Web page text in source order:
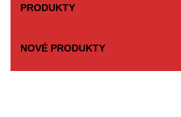
PRODUKTY
NOVÉ PRODUKTY